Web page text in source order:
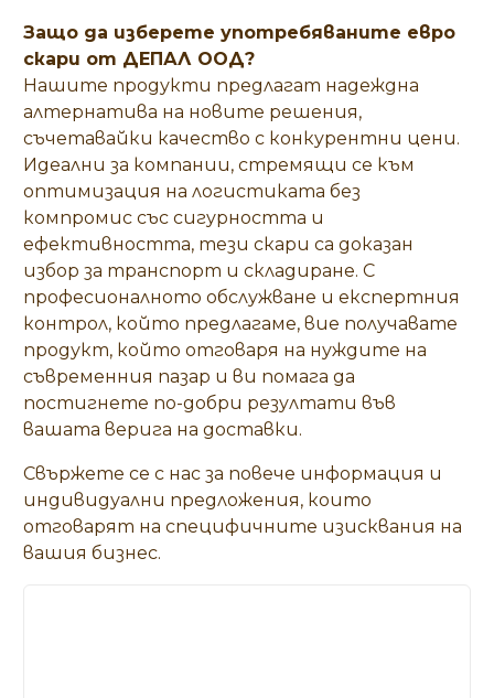
Защо да изберете употребяваните евро
скари от ДЕПАЛ ООД?
Нашите продукти предлагат надеждна
алтернатива на новите решения,
съчетавайки качество с конкурентни цени.
Идеални за компании, стремящи се към
оптимизация на логистиката без
компромис със сигурността и
ефективността, тези скари са доказан
избор за транспорт и складиране. С
професионалното обслужване и експертния
контрол, който предлагаме, вие получавате
продукт, който отговаря на нуждите на
съвременния пазар и ви помага да
постигнете по-добри резултати във
вашата верига на доставки.
Свържете се с нас за повече информация и
индивидуални предложения, които
отговарят на специфичните изисквания на
вашия бизнес.